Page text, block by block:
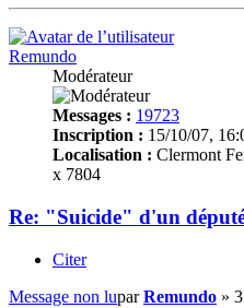
Remundo
Modérateur
Messages : 19723
Inscription : 15/10/07,
Localisation : Clermont
x 7804
Re: "Suicide" d'un
Citer
Message non luparRemundo »